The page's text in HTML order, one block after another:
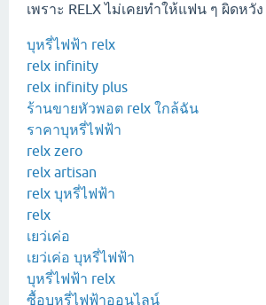
เพราะ RELX ไม่เคยทำให้แฟน ๆ ผิดหวัง
บุหรี่ไฟฟ้า relx
relx infinity
relx infinity plus
ร้านขายหัวพอต relx ใกล้ฉัน
ราคาบุหรี่ไฟฟ้า
relx zero
relx artisan
relx บุหรี่ไฟฟ้า
relx
เยว่เค่อ
เยว่เค่อ บุหรี่ไฟฟ้า
บุหรี่ไฟฟ้า relx
ซื้อบุหรี่ไฟฟ้าออนไลน์